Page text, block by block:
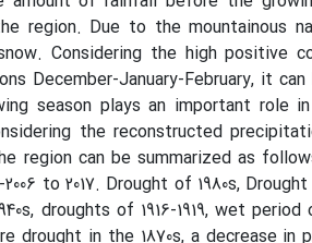
region. Due to the mountainous
Considering the high positive
December-January-February, it
season plays an important role
the reconstructed
region can be summarized as
to 2017. Drought of 1980s,
droughts of 1916-1919, wet
drought in the 1870s, a decrease in